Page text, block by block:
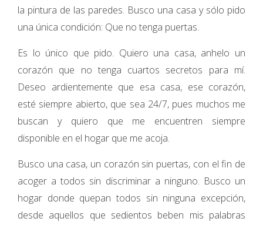
la pintura de las paredes. Busco una casa y sólo pido
una única condición: Que no tenga puertas.
Es lo único que pido. Quiero una casa, anhelo un
corazón que no tenga cuartos secretos para mí.
Deseo ardientemente que esa casa, ese corazón,
esté siempre abierto, que sea 24/7, pues muchos me
buscan y quiero que me encuentren siempre
disponible en el hogar que me acoja.
Busco una casa, un corazón sin puertas, con el fin de
acoger a todos sin discriminar a ninguno. Busco un
hogar donde quepan todos sin ninguna excepción,
desde aquellos que sedientos beben mis palabras